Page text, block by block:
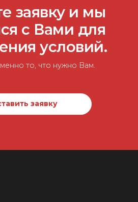
заявку и мы
с Вами для
условий.
то, что нужно Вам.
заявку